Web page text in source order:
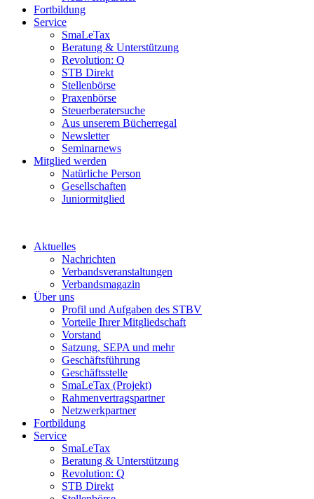
Fortbildung
Service
SmaLeTax
Beratung & Unterstützung
Revolution: Q
STB Direkt
Stellenbörse
Praxenbörse
Steuerberatersuche
Aus unserem Bücherregal
Newsletter
Seminarnews
Mitglied werden
Natürliche Person
Gesellschaften
Juniormitglied
Aktuelles
Nachrichten
Verbandsveranstaltungen
Verbandsmagazin
Über uns
Profil und Aufgaben des STBV
Vorteile Ihrer Mitgliedschaft
Vorstand
Satzung, SEPA und mehr
Geschäftsführung
Geschäftsstelle
SmaLeTax (Projekt)
Rahmenvertragspartner
Netzwerkpartner
Fortbildung
Service
SmaLeTax
Beratung & Unterstützung
Revolution: Q
STB Direkt